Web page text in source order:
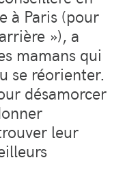
à Paris (pour
»), a
mamans qui
se réorienter.
désamorcer
leur